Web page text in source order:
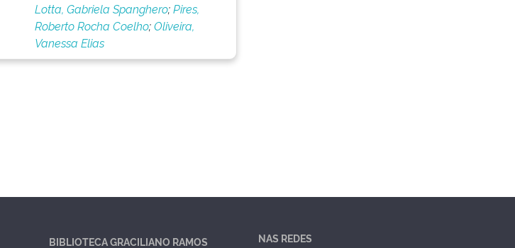
Lotta, Gabriela Spanghero;Pires,
Roberto Rocha Coelho;Oliveira,
Vanessa Elias
BIBLIOTECA GRACILIANO RAMOS NAS REDES